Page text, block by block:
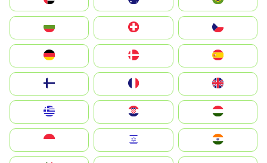
Switzerland
Deutschland
United Kingdom
Magyarország